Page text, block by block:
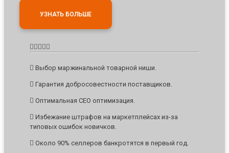
УЗНАТЬ БОЛЬШЕ
Выбор маржинальной товарной ниши.
Гарантия добросовестности поставщиков.
Оптимальная CEO оптимизация.
Избежание штрафов на маркетплейсах из-за
типовых ошибок новичков.
Около 90% селлеров банкротятся в первый год.